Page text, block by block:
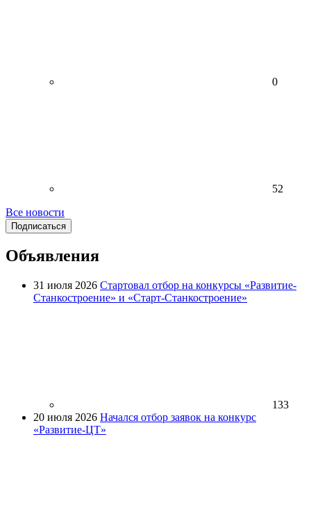
0
52
Все новости
Подписаться
Объявления
31 июля 2026 Стартовал отбор на конкурсы «Развитие-
Станкостроение» и «Старт-Станкостроение»
133
20 июля 2026 Начался отбор заявок на конкурс
«Развитие-ЦТ»